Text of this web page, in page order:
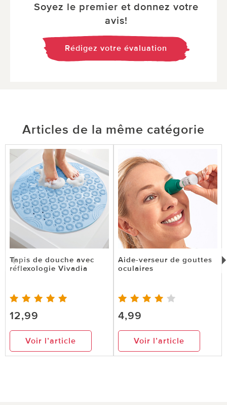
Soyez le premier et donnez votre
avis!
Rédigez votre évaluation
Articles de la même catégorie
Tapis de douche avec
réflexologie Vivadia
12,99
Voir l’article
Aide-verseur de gouttes
oculaires
4,99
Voir l’article